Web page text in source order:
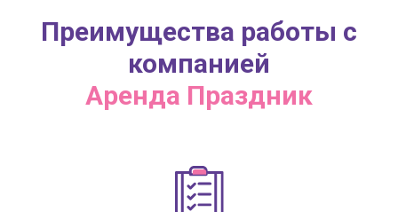
Преимущества работы с
компанией
Аренда Праздник